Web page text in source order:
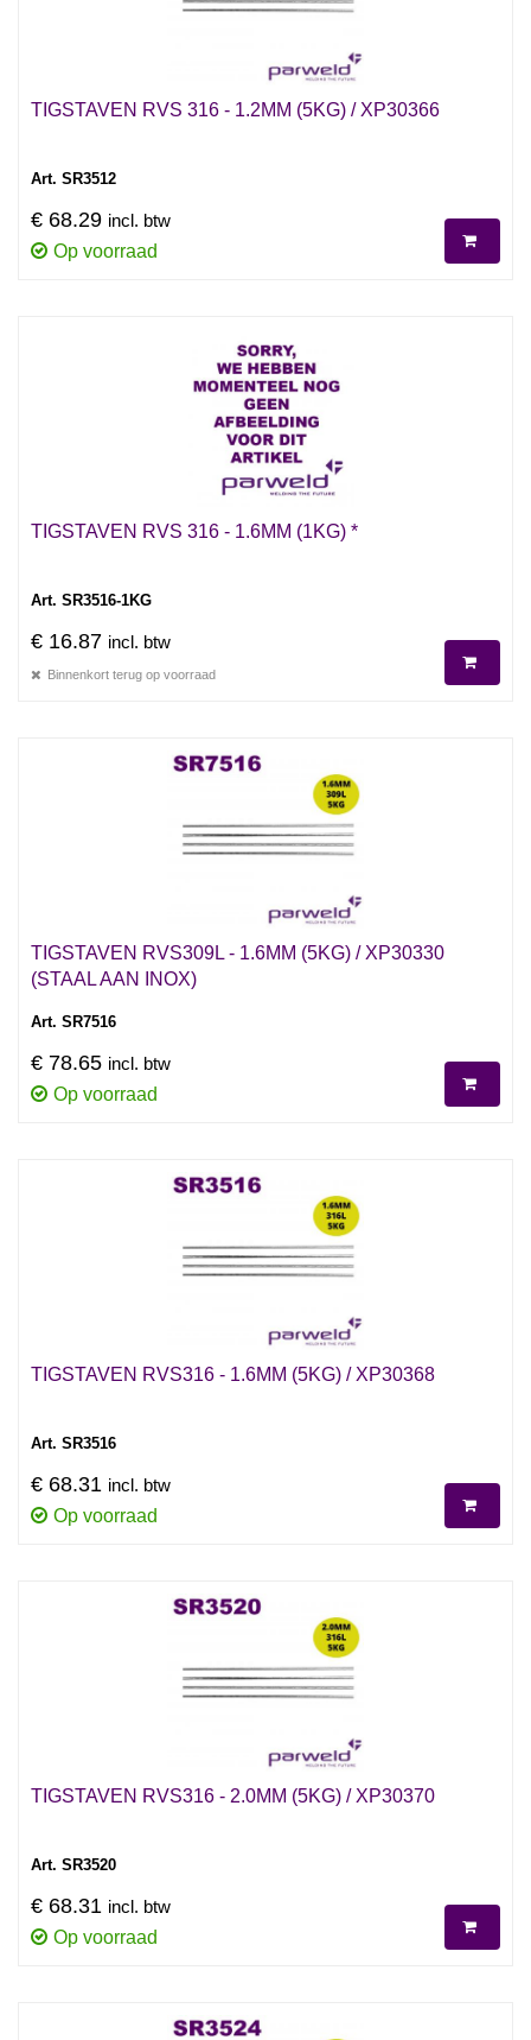
TIGSTAVEN RVS 316 - 1.2MM (5KG) / XP30366
Art. SR3512
€ 68.29 incl. btw
Op voorraad
TIGSTAVEN RVS 316 - 1.6MM (1KG) *
Art. SR3516-1KG
€ 16.87 incl. btw
Binnenkort terug op voorraad
TIGSTAVEN RVS309L - 1.6MM (5KG) / XP30330
(STAAL AAN INOX)
Art. SR7516
€ 78.65 incl. btw
Op voorraad
TIGSTAVEN RVS316 - 1.6MM (5KG) / XP30368
Art. SR3516
€ 68.31 incl. btw
Op voorraad
TIGSTAVEN RVS316 - 2.0MM (5KG) / XP30370
Art. SR3520
€ 68.31 incl. btw
Op voorraad